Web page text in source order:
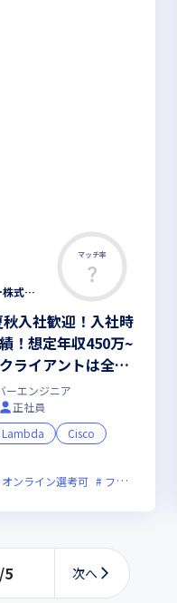
マッチ率
アベールクラウドテクノロジー株式会社
秋入社歓迎！入社時
！想定年収450万~
ライアントは全業
ート・平均残業1
支援制度も♪
ーエンジニア
正社員
Lambda
Cisco
オンライン選考可 フレックス制度あり
/5 次へ